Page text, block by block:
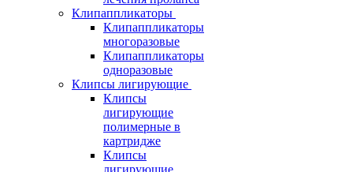
Клипаппликаторы
Клипаппликаторы
многоразовые
Клипаппликаторы
одноразовые
Клипсы лигирующие
Клипсы
лигирующие
полимерные в
картридже
Клипсы
лигирующие